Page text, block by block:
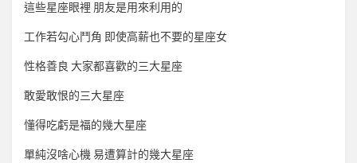
這些星座眼裡 朋友是用來利用的
工作若勾心鬥角 即使高薪也不要的星座女
性格善良 大家都喜歡的三大星座
敢愛敢恨的三大星座
懂得吃虧是福的幾大星座
單純沒啥心機 易遭算計的幾大星座